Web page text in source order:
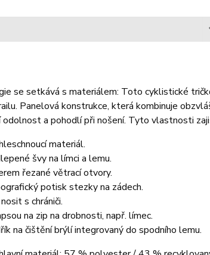
se setkává s materiálem: Toto cyklistické
Panelová konstrukce, která kombinuje
odolnost a pohodlí při nošení. Tyto vlastnosti
materiál.
švy na límci a lemu.
řezané větrací otvory.
potisk stezky na zádech.
s chrániči.
na zip na drobnosti, např. límec.
na čištění brýlí integrovaný do spodního lemu.